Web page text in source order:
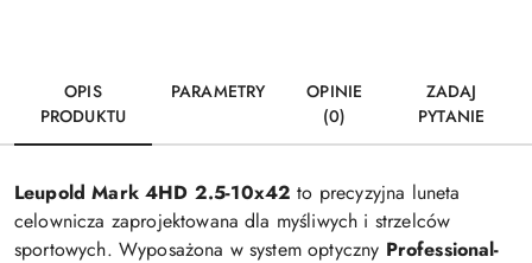
OPIS
PRODUKTU
PARAMETRY
OPINIE
(0)
ZADAJ
PYTANIE
Leupold Mark 4HD 2.5-10x42 to precyzyjna luneta
celownicza zaprojektowana dla myśliwych i strzelców
sportowych. Wyposażona w system optyczny Professional-